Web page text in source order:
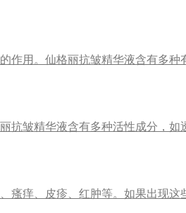
作用。仙格丽抗皱精华液含有多
抗皱精华液含有多种活性成分，
瘙痒、皮疹、红肿等。如果出现